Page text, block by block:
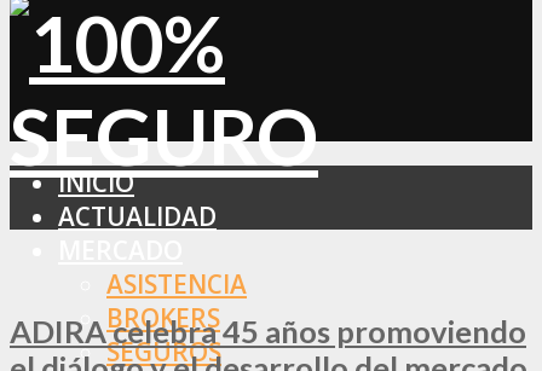
INICIO
ACTUALIDAD
ASISTENCIA
BROKERS
SEGUROS
ADIRA celebra 45 años promoviendo